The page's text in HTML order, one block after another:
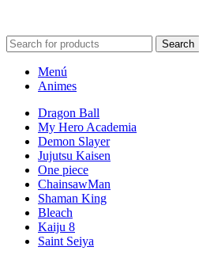
Search
Menú
Animes
Dragon Ball
My Hero Academia
Demon Slayer
Jujutsu Kaisen
One piece
ChainsawMan
Shaman King
Bleach
Kaiju 8
Saint Seiya